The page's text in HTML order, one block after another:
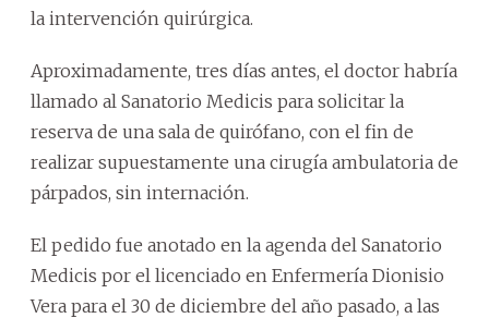
la intervención quirúrgica.
Aproximadamente, tres días antes, el doctor habría
llamado al Sanatorio Medicis para solicitar la
reserva de una sala de quirófano, con el fin de
realizar supuestamente una cirugía ambulatoria de
párpados, sin internación.
El pedido fue anotado en la agenda del Sanatorio
Medicis por el licenciado en Enfermería Dionisio
Vera para el 30 de diciembre del año pasado, a las